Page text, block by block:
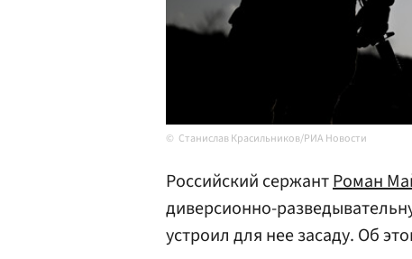
Станислав Красильников/РИА Новости
Российский сержантРоман
диверсионно-
устроил для нее засаду. Об